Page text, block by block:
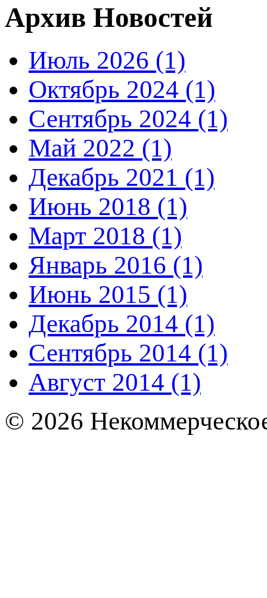
Архив Новостей
Июль 2026 (1)
Октябрь 2024 (1)
Сентябрь 2024 (1)
Май 2022 (1)
Декабрь 2021 (1)
Июнь 2018 (1)
Март 2018 (1)
Январь 2016 (1)
Июнь 2015 (1)
Декабрь 2014 (1)
Сентябрь 2014 (1)
Август 2014 (1)
© 2026